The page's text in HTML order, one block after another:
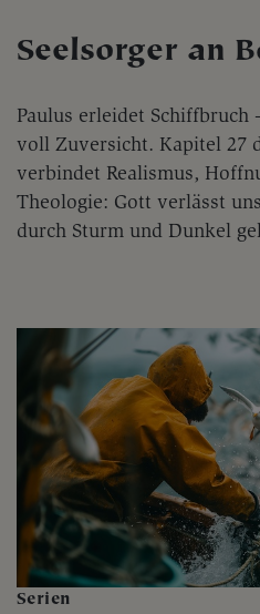
Seelsorger an
Paulus erleidet Schiffbruch
voll Zuversicht. Kapitel 27
verbindet Realismus,
Theologie: Gott verlässt
durch Sturm und Dunkel
Serien